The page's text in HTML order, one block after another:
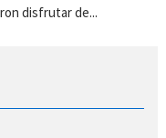
disfrutar de...